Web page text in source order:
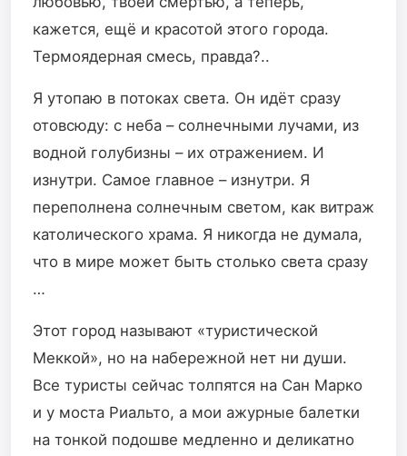
кажется, ещё и красотой этого города.
Термоядерная смесь, правда?..
Я утопаю в потоках света. Он идёт сразу
отовсюду: с неба – солнечными лучами, из
водной голубизны – их отражением. И
изнутри. Самое главное – изнутри. Я
переполнена солнечным светом, как витраж
католического храма. Я никогда не думала,
что в мире может быть столько света сразу
…
Этот город называют «туристической
Меккой», но на набережной нет ни души.
Все туристы сейчас толпятся на Сан Марко
и у моста Риальто, а мои ажурные балетки
на тонкой подошве медленно и деликатно